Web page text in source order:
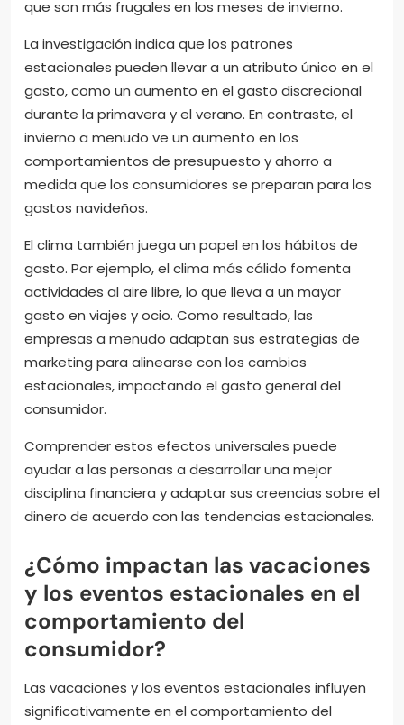
que son más frugales en los meses de invierno.
La investigación indica que los patrones
estacionales pueden llevar a un atributo único en el
gasto, como un aumento en el gasto discrecional
durante la primavera y el verano. En contraste, el
invierno a menudo ve un aumento en los
comportamientos de presupuesto y ahorro a
medida que los consumidores se preparan para los
gastos navideños.
El clima también juega un papel en los hábitos de
gasto. Por ejemplo, el clima más cálido fomenta
actividades al aire libre, lo que lleva a un mayor
gasto en viajes y ocio. Como resultado, las
empresas a menudo adaptan sus estrategias de
marketing para alinearse con los cambios
estacionales, impactando el gasto general del
consumidor.
Comprender estos efectos universales puede
ayudar a las personas a desarrollar una mejor
disciplina financiera y adaptar sus creencias sobre el
dinero de acuerdo con las tendencias estacionales.
¿Cómo impactan las vacaciones
y los eventos estacionales en el
comportamiento del
consumidor?
Las vacaciones y los eventos estacionales influyen
significativamente en el comportamiento del